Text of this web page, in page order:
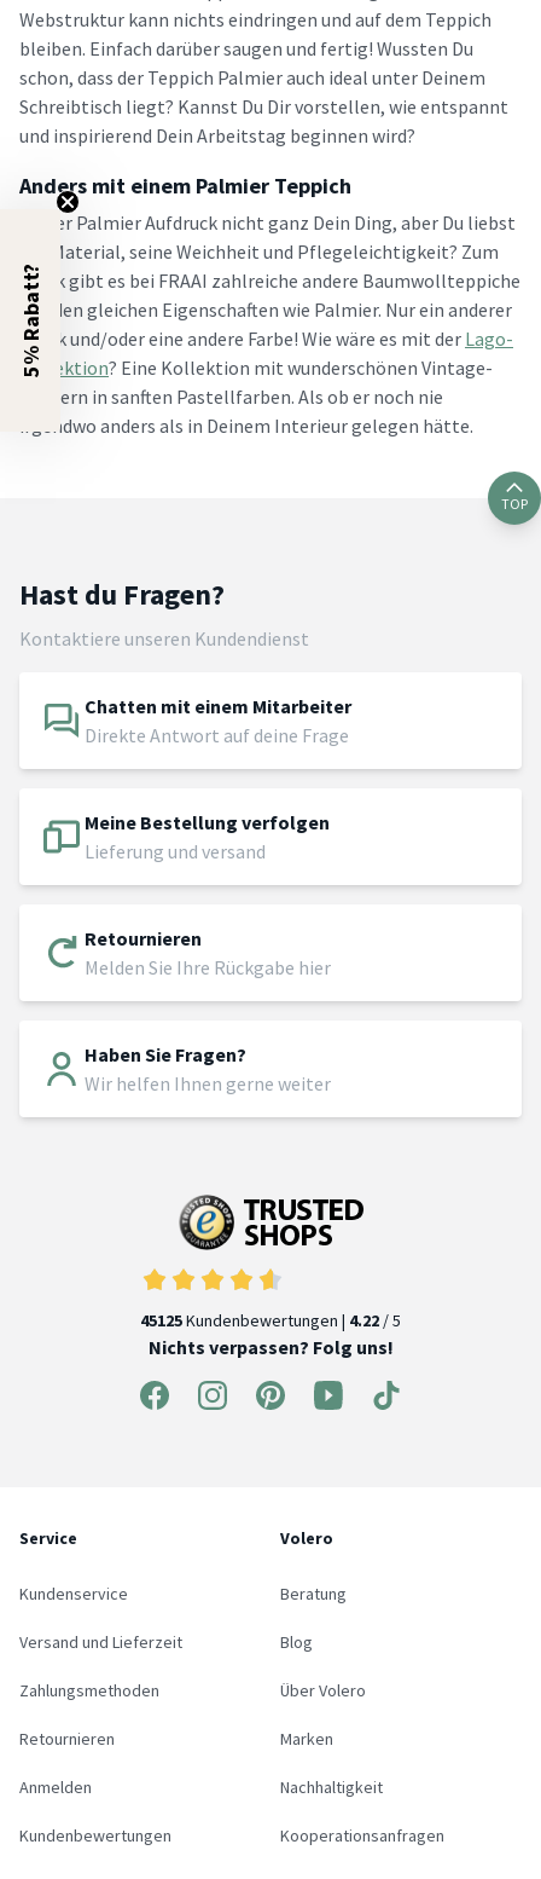
Webstruktur kann nichts eindringen und auf dem Teppich
bleiben. Einfach darüber saugen und fertig! Wussten Du
schon, dass der Teppich Palmier auch ideal unter Deinem
Schreibtisch liegt? Kannst Du Dir vorstellen, wie entspannt
und inspirierend Dein Arbeitstag beginnen wird?
Anders mit einem Palmier Teppich
Ist der Palmier Aufdruck nicht ganz Dein Ding, aber Du liebst
das Material, seine Weichheit und Pflegeleichtigkeit? Zum
Glück gibt es bei FRAAI zahlreiche andere Baumwollteppiche
mit den gleichen Eigenschaften wie Palmier. Nur ein anderer
Druck und/oder eine andere Farbe! Wie wäre es mit der Lago-
Kollektion? Eine Kollektion mit wunderschönen Vintage-
Mustern in sanften Pastellfarben. Als ob er noch nie
irgendwo anders als in Deinem Interieur gelegen hätte.
TOP
Hast du Fragen?
Kontaktiere unseren Kundendienst
Chatten mit einem Mitarbeiter
Direkte Antwort auf deine Frage
Meine Bestellung verfolgen
Lieferung und versand
Retournieren
Melden Sie Ihre Rückgabe hier
Haben Sie Fragen?
Wir helfen Ihnen gerne weiter
45125Kundenbewertungen | 4.22 / 5
Nichts verpassen? Folg uns!
Service
Kundenservice
Versand und Lieferzeit
Zahlungsmethoden
Retournieren
Anmelden
Kundenbewertungen
Volero
Beratung
Blog
Über Volero
Marken
Nachhaltigkeit
Kooperationsanfragen
5% Rabatt?